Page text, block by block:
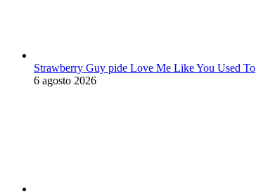
Strawberry Guy pide Love Me Like You Used To
6 agosto 2026